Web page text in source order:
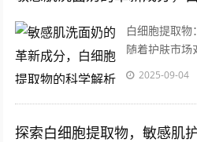
白细胞提取物
随着护肤市场
“白细胞提取
2025-09-04
探索白细胞提取物，敏感肌